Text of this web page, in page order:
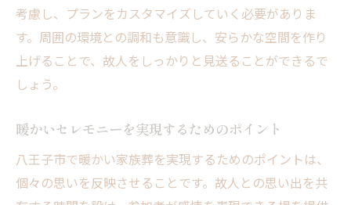
考慮し、プランをカスタマイズしていく必要がありま
す。周囲の環境との調和も意識し、安らかな空間を作り
上げることで、故人をしっかりと見送ることができるで
しょう。
暖かいセレモニーを実現するためのポイント
八王子市で暖かい家族葬を実現するためのポイントは、
個々の思いを反映させることです。故人との思い出を共